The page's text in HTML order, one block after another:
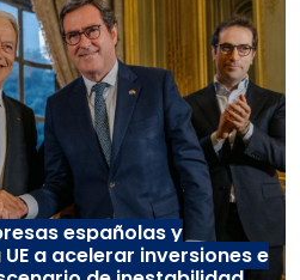
españolas y
a acelerar inversiones e